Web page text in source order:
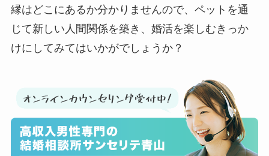
縁はどこにあるか分かりませんので、ペットを通
じて新しい人間関係を築き、婚活を楽しむきっか
けにしてみてはいかがでしょうか？